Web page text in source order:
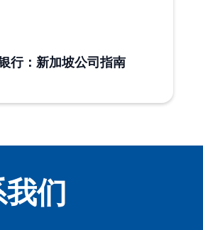
行：新加坡公司指南
们